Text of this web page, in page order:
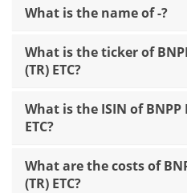
What is the name of -?
What is the ticker of
(TR) ETC?
What is the ISIN of BNPP
ETC?
What are the costs of
(TR) ETC?